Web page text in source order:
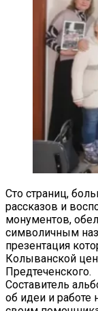
Сто страниц,
рассказов и
монументов,
символичным
презентация
Колыванской
Предтеченского.
Составитель
об идеи и работе